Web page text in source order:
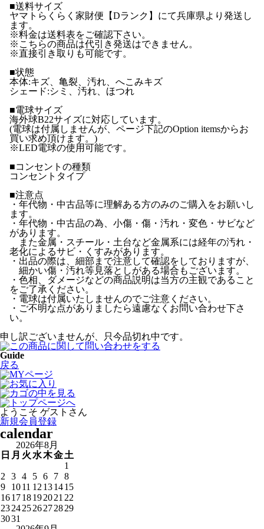
■送料サイズ
ヤマトらくらく家財便【Dランク】にて兵庫県より発送し
ます。
※料金は送料表をご確認下さい。
※こちらの商品は代引き発送はできません。
※直接引き取りも可能です。
■状態
本体:キズ、亀裂、汚れ、へこみキズ
シェード:シミ、汚れ、ほつれ
■電球サイズ
海外球B22サイズに対応しています。
(電球は付属しませんが、ページ下記のOption itemsからお
買い求め頂けます。)
※LED電球の使用可能です。
■コンセントの種類
コンセントタイプ
■注意点
・年代物・中古品等に理解ある方のみのご購入をお願いし
ます。
・年代物・中古品の為、小傷・傷・汚れ・変色・サビなど
があります。
また金属・スチール・土台など金属系には経年の汚れ・
老化によるサビ・くすみがあります。
・出品の際は、細部まで注意して確認をしておりますが、
細かい傷・汚れ等見落としがある場合もございます。
・色相、ダメージなどの商品説明は当方の主観であること
をご了承ください。
・電球は付属いたしませんのでご注意ください。
・ご不明な点がありましたら遠慮なくお問い合わせ下さ
い。
申し訳ございませんが、只今品切れ中です。
Guide
戻る
ようこそ ゲストさん
新規会員登録
calendar
2026年8月
日 月 火 水木金土
1
2
3 4 5 6 7 8
9
1011 12 131415
161718192021 22
23242526272829
3031